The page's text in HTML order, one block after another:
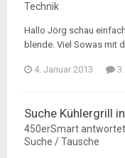
Technik
Hallo Jörg schau
blende. Viel Sowas mit
4. Januar 2013 3
Suche Kühlergrill
450erSmart
Suche / Tausche